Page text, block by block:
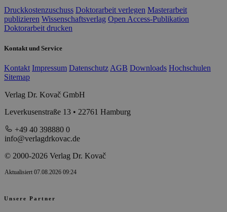
Druckkostenzuschuss Doktorarbeit verlegen Masterarbeit
publizieren Wissenschaftsverlag Open Access-Publikation
Doktorarbeit drucken
Kontakt und Service
Kontakt Impressum Datenschutz AGB Downloads Hochschulen
Sitemap
Verlag Dr. Kovač GmbH
Leverkusenstraße 13 • 22761 Hamburg
+49 40 398880 0
info@verlagdrkovac.de
© 2000-2026 Verlag Dr. Kovač
Aktualisiert 07.08.2026 09:24
Unsere Partner